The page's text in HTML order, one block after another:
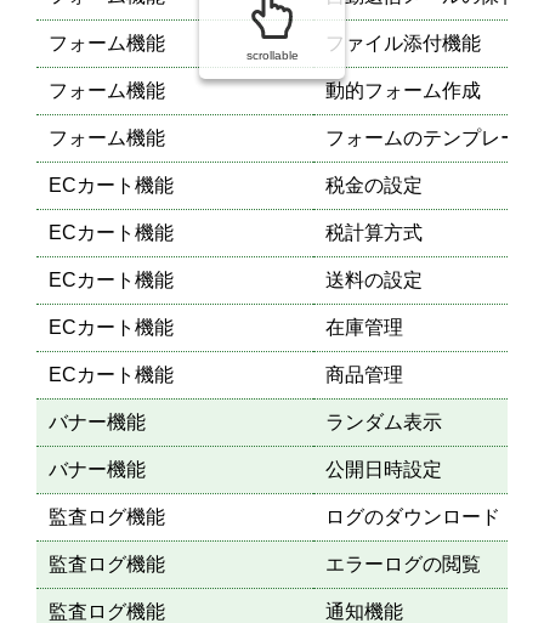
フォーム機能 ファイル添付機能
フォーム機能 動的フォーム作成
フォーム機能 フォームのテンプレート
ECカート機能 税金の設定
ECカート機能 税計算方式
ECカート機能 送料の設定
ECカート機能 在庫管理
ECカート機能 商品管理
バナー機能 ランダム表示
バナー機能 公開日時設定
監査ログ機能 ログのダウンロード
監査ログ機能 エラーログの閲覧
監査ログ機能 通知機能
scrollable